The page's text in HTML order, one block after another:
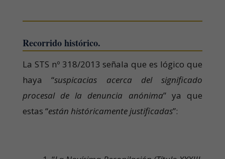
Recorrido histórico.
La STS nº 318/2013 señala que es lógico que
haya “suspicacias acerca del significado
procesal de la denuncia anónima” ya que
estas “están históricamente justificadas”: